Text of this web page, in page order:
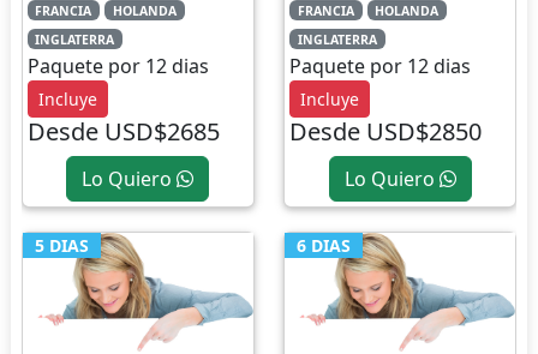
FRANCIA
HOLANDA
INGLATERRA
Paquete por 12 dias
Incluye
Desde USD$2685
Lo Quiero
FRANCIA
HOLANDA
INGLATERRA
Paquete por 12 dias
Incluye
Desde USD$2850
Lo Quiero
5 DIAS 6 DIAS